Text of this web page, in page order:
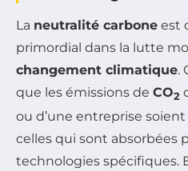
La neutralité carbone est
primordial dans la lutte
changement climatique.
que les émissions de CO2
ou d’une entreprise
celles qui sont absorbées
technologies spécifiques.